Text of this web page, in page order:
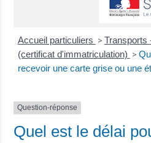
Accueil particuliers > Transports
(certificat d'immatriculation) >
recevoir une carte grise ou une
Question-réponse
Quel est le délai